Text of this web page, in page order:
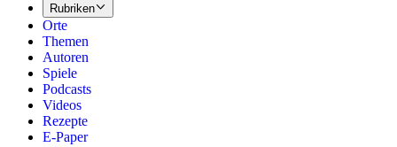
Rubriken
Orte
Themen
Autoren
Spiele
Podcasts
Videos
Rezepte
E-Paper